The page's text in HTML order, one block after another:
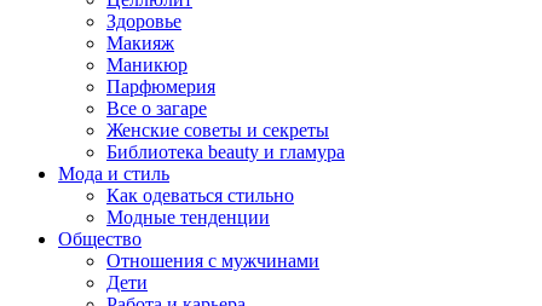
Здоровье
Макияж
Маникюр
Парфюмерия
Все о загаре
Женские советы и секреты
Библиотека beauty и гламура
Мода и стиль
Как одеваться стильно
Модные тенденции
Общество
Отношения с мужчинами
Дети